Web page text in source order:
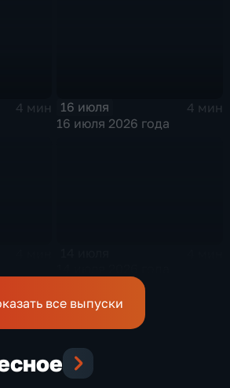
4 мин
16 июля
4 мин
16 июля 2026 года
все выпуски